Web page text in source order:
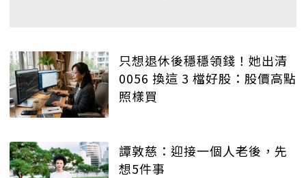
只想退休後穩穩領錢！她出清
0056 換這 3 檔好股：股價高點
照樣買
譚敦慈：迎接一個人老後，先
想5件事